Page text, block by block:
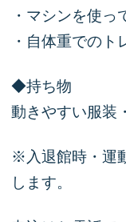
・マシンを使っ
・自体重でのト
◆持ち物
動きやすい服装
※入退館時・運
します。